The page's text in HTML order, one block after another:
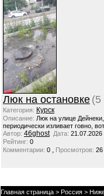
Люк на остановке (5
Категория: Курск
Описание: Люк на улице
периодически изливает говно,
Автор: 46ghost Дата: 21.07.2026
Рейтинг: 0
Комментарии: 0 , Просмотров: 26
Главная страница > Россия >